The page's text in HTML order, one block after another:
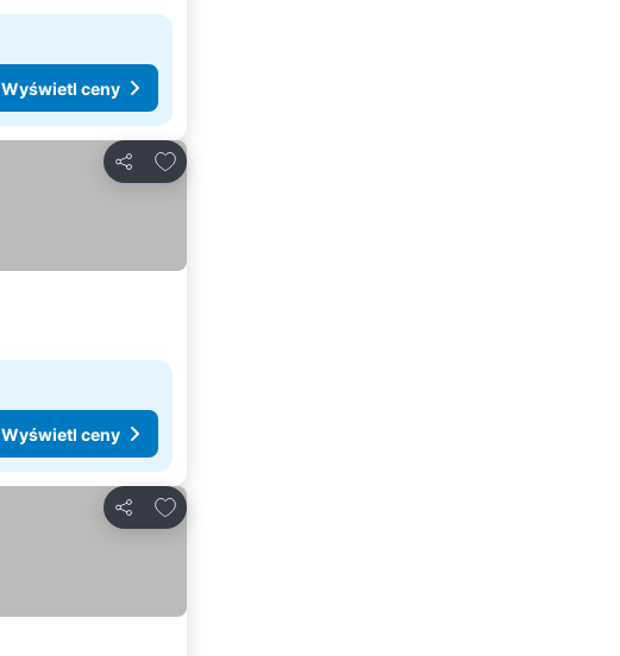
Wyświetl ceny
Udostępnij
Dodaj do ulubionych
Wyświetl ceny
Udostępnij
Dodaj do ulubionych